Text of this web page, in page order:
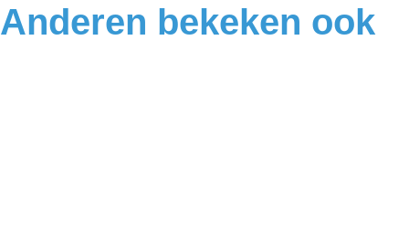
Anderen bekeken ook